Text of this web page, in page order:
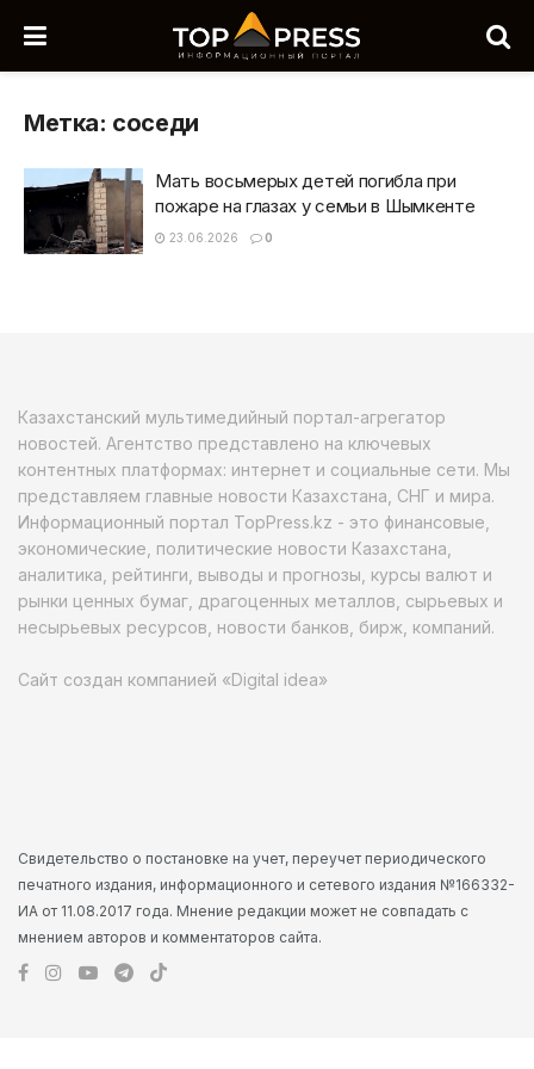
Метка: соседи
Мать восьмерых детей погибла при
пожаре на глазах у семьи в Шымкенте
23.06.2026 0
Казахстанский мультимедийный портал-агрегатор
новостей. Агентство представлено на ключевых
контентных платформах: интернет и социальные сети. Мы
представляем главные новости Казахстана, СНГ и мира.
Информационный портал TopPress.kz - это финансовые,
экономические, политические новости Казахстана,
аналитика, рейтинги, выводы и прогнозы, курсы валют и
рынки ценных бумаг, драгоценных металлов, сырьевых и
несырьевых ресурсов, новости банков, бирж, компаний.
Сайт создан компанией «Digital idea»
Свидетельство о постановке на учет, переучет периодического
печатного издания, информационного и сетевого издания №166332-
ИА от 11.08.2017 года. Мнение редакции может не совпадать с
мнением авторов и комментаторов сайта.